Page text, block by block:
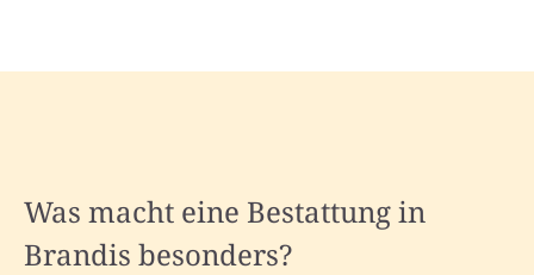
Was macht eine Bestattung in
Brandis besonders?